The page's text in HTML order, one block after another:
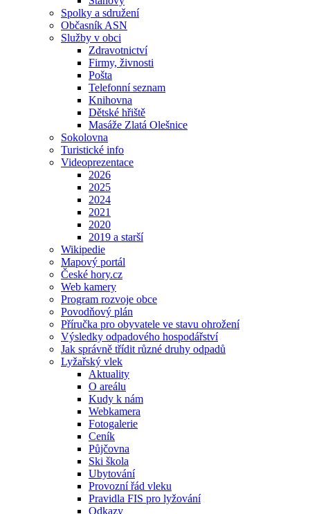
Spolky a sdružení
Občasník ASN
Služby v obci
Zdravotnictví
Firmy, živnosti
Pošta
Telefonní seznam
Knihovna
Dětské hřiště
Masáže Zlatá Olešnice
Sokolovna
Turistické info
Videoprezentace
2026
2025
2024
2021
2020
2019 a starší
Wikipedie
Mapový portál
České hory.cz
Web kamery
Program rozvoje obce
Povodňový plán
Příručka pro obyvatele ve stavu ohrožení
Výsledky odpadového hospodářství
Jak správně třídit různé druhy odpadů
Lyžařský vlek
Aktuality
O areálu
Kudy k nám
Webkamera
Fotogalerie
Ceník
Půjčovna
Ski škola
Ubytování
Provozní řád vleku
Pravidla FIS pro lyžování
Odkazy